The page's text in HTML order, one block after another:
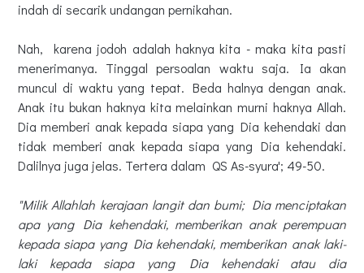
indah di secarik undangan pernikahan.
Nah, karena jodoh adalah haknya kita - maka kita pasti
menerimanya. Tinggal persoalan waktu saja. Ia akan
muncul di waktu yang tepat. Beda halnya dengan anak.
Anak itu bukan haknya kita melainkan murni haknya Allah.
Dia memberi anak kepada siapa yang Dia kehendaki dan
tidak memberi anak kepada siapa yang Dia kehendaki.
Dalilnya juga jelas. Tertera dalam QS As-syura'; 49-50.
"Milik Allahlah kerajaan langit dan bumi; Dia menciptakan
apa yang Dia kehendaki, memberikan anak perempuan
kepada siapa yang Dia kehendaki, memberikan anak laki-
laki kepada siapa yang Dia kehendaki atau dia